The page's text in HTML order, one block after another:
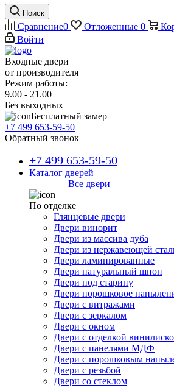
Поиск
Сравнение0 Отложенные 0
Войти
Входные двери
от производителя
Режим работы:
9.00 - 21.00
Без выходных
Бесплатный замер
+7 499 653-59-50
Обратный звонок
+7 499 653-59-50
Каталог дверей
Все двери
По отделке
Глянцевые двери
Двери винорит
Двери из массива дуба
Двери из нержавеющей
Двери ламинированные
Двери натуральный шпон
Двери под старину
Двери порошковое
Двери с витражами
Двери с зеркалом
Двери с окном
Двери с отделкой
Двери с панелями МДФ
Двери с порошковым
Двери с резьбой
Двери со стеклом